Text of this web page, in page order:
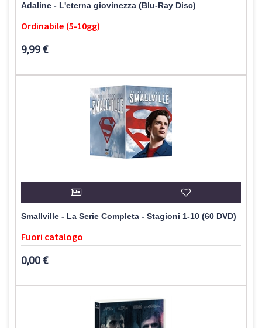
Adaline - L'eterna giovinezza (Blu-Ray Disc)
Ordinabile (5-10gg)
9,99 €
Smallville - La Serie Completa - Stagioni 1-10 (60 DVD)
Fuori catalogo
0,00 €